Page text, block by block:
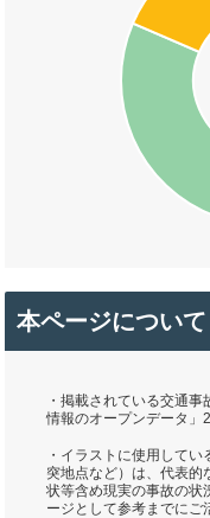
本ページについて
・掲載されている交通
情報のオープンデータ」
・イラストに使用して
突地点など）は、代表的
状等含め現実の事故の状
ージとして参考までにご